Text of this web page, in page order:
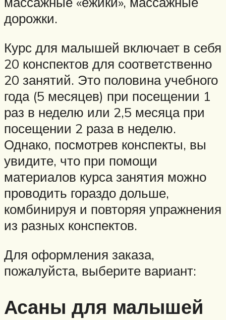
дорожки.
Курс для малышей включает в себя
20 конспектов для соответственно
20 занятий. Это половина учебного
года (5 месяцев) при посещении 1
раз в неделю или 2,5 месяца при
посещении 2 раза в неделю.
Однако, посмотрев конспекты, вы
увидите, что при помощи
материалов курса занятия можно
проводить гораздо дольше,
комбинируя и повторяя упражнения
из разных конспектов.
Для оформления заказа,
пожалуйста, выберите вариант:
Асаны для малышей